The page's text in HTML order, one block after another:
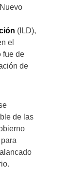
(ILD),
el
fue de
de
de las